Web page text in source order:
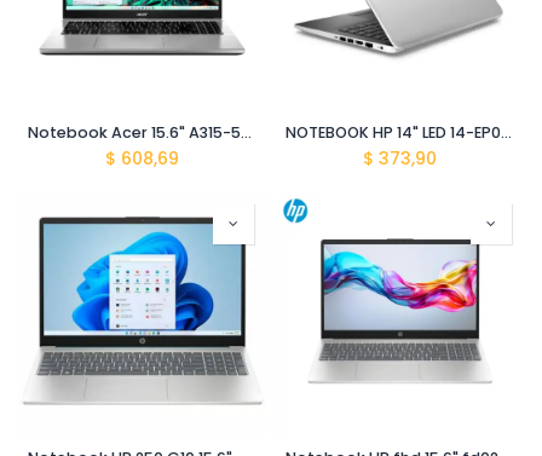
Notebook Acer 15.6" A315-59-7182 Core I7-1255U ddr4 20gb/512gb SSD Win11 OSNX.K6TAL.01H Silver
$ 608,69
NOTEBOOK HP 14" LED 14-EP0026LA CORE-I3 1215U DDR4 8GB / 512GB SSD / W11 / SILVER
$ 373,90